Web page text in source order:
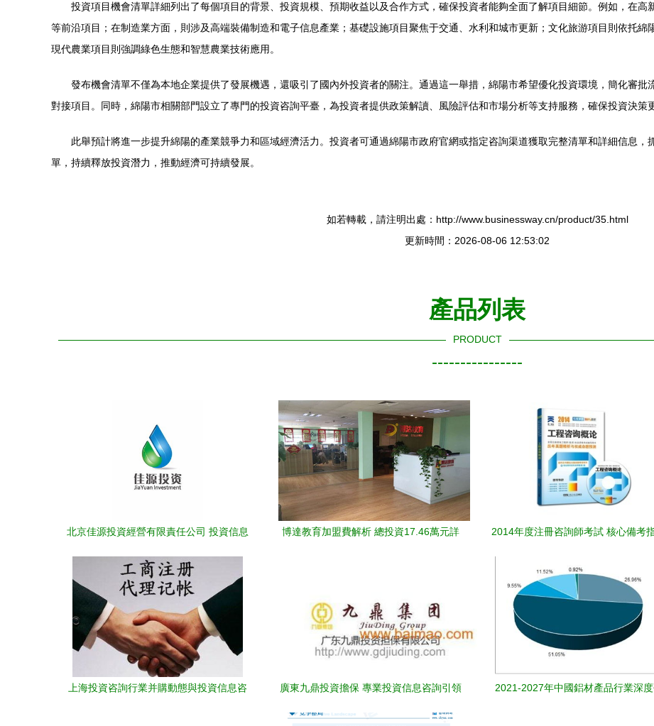
投資項目機會清單詳細列出了每個項目的背景、投資規模、預期收益以及合作方式，確保投資者能夠全面了解項目細節。例如，在
等前沿項目；在制造業方面，則涉及高端裝備制造和電子信息產業；基礎設施項目聚焦于交通、水利和城市更新；文化旅游項目則依托綿
現代農業項目則強調綠色生態和智慧農業技術應用。
發布機會清單不僅為本地企業提供了發展機遇，還吸引了國內外投資者的關注。通過這一舉措，綿陽市希望優化投資環境，簡化審
對接項目。同時，綿陽市相關部門設立了專門的投資咨詢平臺，為投資者提供政策解讀、風險評估和市場分析等支持服務，確保投資決策
此舉預計將進一步提升綿陽的產業競爭力和區域經濟活力。投資者可通過綿陽市政府官網或指定咨詢渠道獲取完整清單和詳細信息
單，持續釋放投資潛力，推動經濟可持續發展。
如若轉載，請注明出處：http://www.businessway.cn/product/35.html
更新時間：2026-08-06 12:53:02
產品列表
PRODUCT
----------------
北京佳源投資經營有限責任公司 投資信息
博達教育加盟費解析 總投資17.46萬元詳
2014年度注冊咨詢師考試 核心備考
上海投資咨詢行業并購動態與投資信息咨
廣東九鼎投資擔保 專業投資信息咨詢引領
2021-2027年中國鋁材產品行業深